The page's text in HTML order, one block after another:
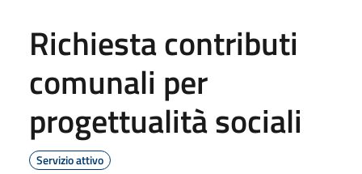
Richiesta contributi
comunali per
progettualità sociali
Servizio attivo